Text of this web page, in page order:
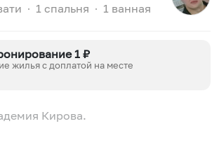
∙ 1 спальня ∙ 1 ванная
1 ₽
жилья с доплатой на месте
Кирова.